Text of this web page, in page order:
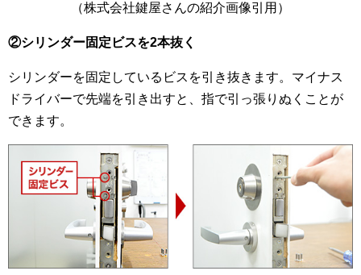
（株式会社鍵屋さんの紹介画像引用）
②シリンダー固定ビスを2本抜く
シリンダーを固定しているビスを引き抜きます。マイナス
ドライバーで先端を引き出すと、指で引っ張りぬくことが
できます。